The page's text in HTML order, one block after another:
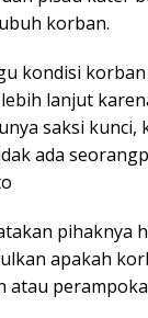
korban.
kondisi
lanjut
saksi kunci,
ada
pihaknya
apakah
atau